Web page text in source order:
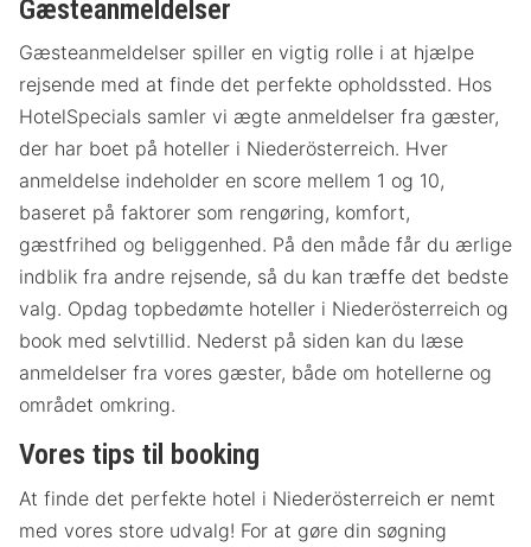
Gæsteanmeldelser
Gæsteanmeldelser spiller en vigtig rolle i at hjælpe
rejsende med at finde det perfekte opholdssted. Hos
HotelSpecials samler vi ægte anmeldelser fra gæster,
der har boet på hoteller i Niederösterreich. Hver
anmeldelse indeholder en score mellem 1 og 10,
baseret på faktorer som rengøring, komfort,
gæstfrihed og beliggenhed. På den måde får du ærlige
indblik fra andre rejsende, så du kan træffe det bedste
valg. Opdag topbedømte hoteller i Niederösterreich og
book med selvtillid. Nederst på siden kan du læse
anmeldelser fra vores gæster, både om hotellerne og
området omkring.
Vores tips til booking
At finde det perfekte hotel i Niederösterreich er nemt
med vores store udvalg! For at gøre din søgning